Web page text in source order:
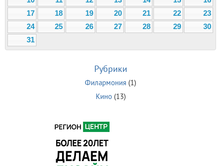
17
18 19 20 21 22
23
24
25 26 27 28 29
30
31
Рубрики
Филармония (1)
Кино(13)